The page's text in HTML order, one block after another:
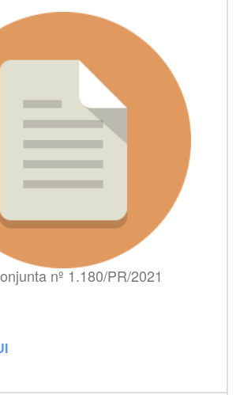
nº 1.180/PR/2021